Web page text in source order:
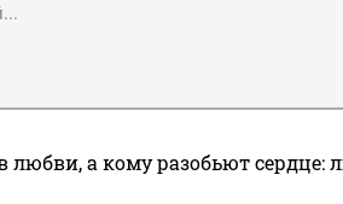
любви, а кому разобьют сердце: